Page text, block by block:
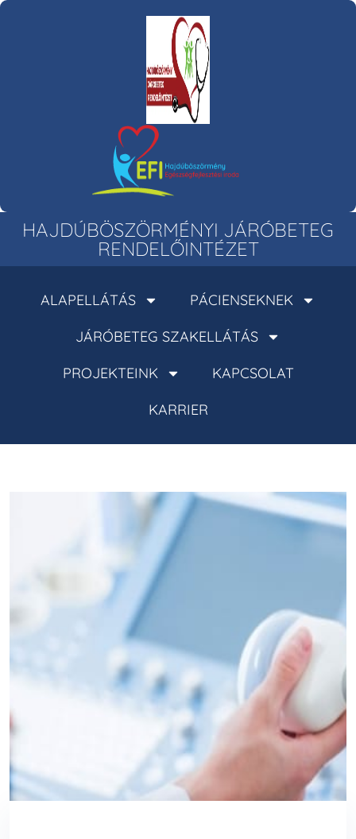
HAJDÚBÖSZÖRMÉNYI JÁRÓBETEG
RENDELŐINTÉZET
ALAPELLÁTÁS
PÁCIENSEKNEK
JÁRÓBETEG SZAKELLÁTÁS
PROJEKTEINK
KAPCSOLAT
KARRIER